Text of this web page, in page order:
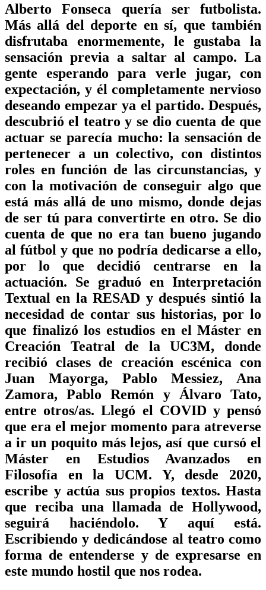
Alberto Fonseca quería ser futbolista.
Más allá del deporte en sí, que también
disfrutaba enormemente, le gustaba la
sensación previa a saltar al campo. La
gente esperando para verle jugar, con
expectación, y él completamente nervioso
deseando empezar ya el partido. Después,
descubrió el teatro y se dio cuenta de que
actuar se parecía mucho: la sensación de
pertenecer a un colectivo, con distintos
roles en función de las circunstancias, y
con la motivación de conseguir algo que
está más allá de uno mismo, donde dejas
de ser tú para convertirte en otro. Se dio
cuenta de que no era tan bueno jugando
al fútbol y que no podría dedicarse a ello,
por lo que decidió centrarse en la
actuación. Se graduó en Interpretación
Textual en la RESAD y después sintió la
necesidad de contar sus historias, por lo
que finalizó los estudios en el Máster en
Creación Teatral de la UC3M, donde
recibió clases de creación escénica con
Juan Mayorga, Pablo Messiez, Ana
Zamora, Pablo Remón y Álvaro Tato,
entre otros/as. Llegó el COVID y pensó
que era el mejor momento para atreverse
a ir un poquito más lejos, así que cursó el
Máster en Estudios Avanzados en
Filosofía en la UCM. Y, desde 2020,
escribe y actúa sus propios textos. Hasta
que reciba una llamada de Hollywood,
seguirá haciéndolo. Y aquí está.
Escribiendo y dedicándose al teatro como
forma de entenderse y de expresarse en
este mundo hostil que nos rodea.